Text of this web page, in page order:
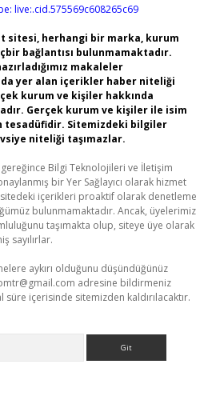
live:.cid.575569c608265c69
sitesi, herhangi bir marka, kurum
bağlantısı bulunmamaktadır.
makaleler
yer alan içerikler haber niteliği
kurum ve kişiler hakkında
Gerçek kurum ve kişiler ile isim
tesadüfidir. Sitemizdeki bilgiler
niteliği taşımazlar.
gereğince Bilgi Teknolojileri ve İletişim
bir Yer Sağlayıcı olarak hizmet
içerikleri proaktif olarak denetleme
bulunmamaktadır. Ancak, üyelerimiz
taşımakta olup, siteye üye olarak
sayılırlar.
aykırı olduğunu düşündüğünüz
adresine bildirmeniz
içerisinde sitemizden kaldırılacaktır.